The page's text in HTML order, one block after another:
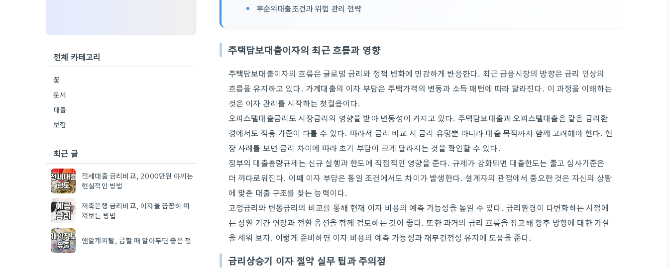
후순위대출조건과 위험 관리 전략
주택담보대출이자의 최근 흐름과 영향
주택담보대출이자의 흐름은 글로벌 금리와 정책 변화에 민감하게 반응한다. 최근 금융시장의 방향은 금리 인상의
흐름을 유지하고 있다. 가계대출의 이자 부담은 주택가격의 변동과 소득 패턴에 따라 달라진다. 이 과정을 이해하는
것은 이자 관리를 시작하는 첫걸음이다.
오피스텔대출금리도 시장금리의 영향을 받아 변동성이 커지고 있다. 주택담보대출과 오피스텔대출은 같은 금리환
경에서도 적용 기준이 다를 수 있다. 따라서 금리 비교 시 금리 유형뿐 아니라 대출 목적까지 함께 고려해야 한다. 현
장 사례를 보면 금리 차이에 따라 초기 부담이 크게 달라지는 것을 확인할 수 있다.
정부의 대출총량규제는 신규 실행과 한도에 직접적인 영향을 준다. 규제가 강화되면 대출한도는 줄고 심사기준은
더 까다로워진다. 이때 이자 부담은 동일 조건에서도 차이가 발생한다. 설계자의 관점에서 중요한 것은 자신의 상황
에 맞춘 대출 구조를 찾는 능력이다.
고정금리와 변동금리의 비교를 통해 현재 이자 비용의 예측 가능성을 높일 수 있다. 금리환경이 다변화하는 시점에
는 상환 기간 연장과 전환 옵션을 함께 검토하는 것이 좋다. 또한 과거의 금리 흐름을 참고해 향후 방향에 대한 가설
을 세워 보자. 이렇게 준비하면 이자 비용의 예측 가능성과 재무건전성 유지에 도움을 준다.
금리상승기 이자 절약 실무 팁과 주의점
전체 카테고리
꽃
운세
대출
보험
최근 글
전세대출 금리비교, 2000만원 아끼는
현실적인 방법
저축은행 금리비교, 이자율 꼼꼼히 따
져보는 방법
앤알캐피탈, 급할 때 알아두면 좋은 점